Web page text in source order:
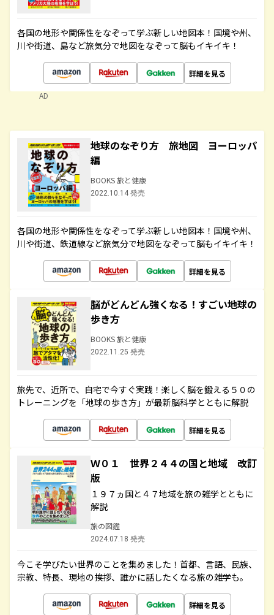
各国の地形や関係性をなぞって学ぶ新しい地図本！国境や州、
川や街道、島など旅気分で地図をなぞって脳もイキイキ！
詳細を見る
AD
地球のなぞり方 旅地図 ヨーロッパ
編
BOOKS 旅と健康
2022.10.14 発売
各国の地形や関係性をなぞって学ぶ新しい地図本！国境や州、
川や街道、鉄道線など旅気分で地図をなぞって脳もイキイキ！
詳細を見る
脳がどんどん強くなる！すごい地球の
歩き方
BOOKS 旅と健康
2022.11.25 発売
旅先で、近所で、自宅で今すぐ実践！楽しく脳を鍛える５０の
トレーニングを「地球の歩き方」が最新脳科学とともに解説
詳細を見る
Ｗ０１ 世界２４４の国と地域 改訂
版
１９７ヵ国と４７地域を旅の雑学とともに
解説
旅の図鑑
2024.07.18 発売
今こそ学びたい世界のことを集めました！首都、言語、民族、
宗教、特長、現地の挨拶、誰かに話したくなる旅の雑学も。
詳細を見る